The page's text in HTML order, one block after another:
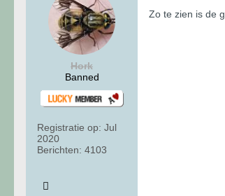
Hork
Banned
Registratie op: Jul
2020
Berichten: 4103
Zo te zien is de